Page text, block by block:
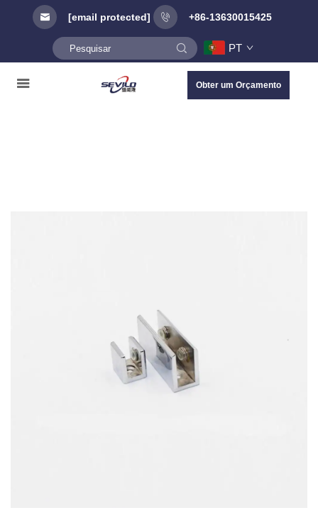
[email protected] +86-13630015425
PT
Obter um Orçamento